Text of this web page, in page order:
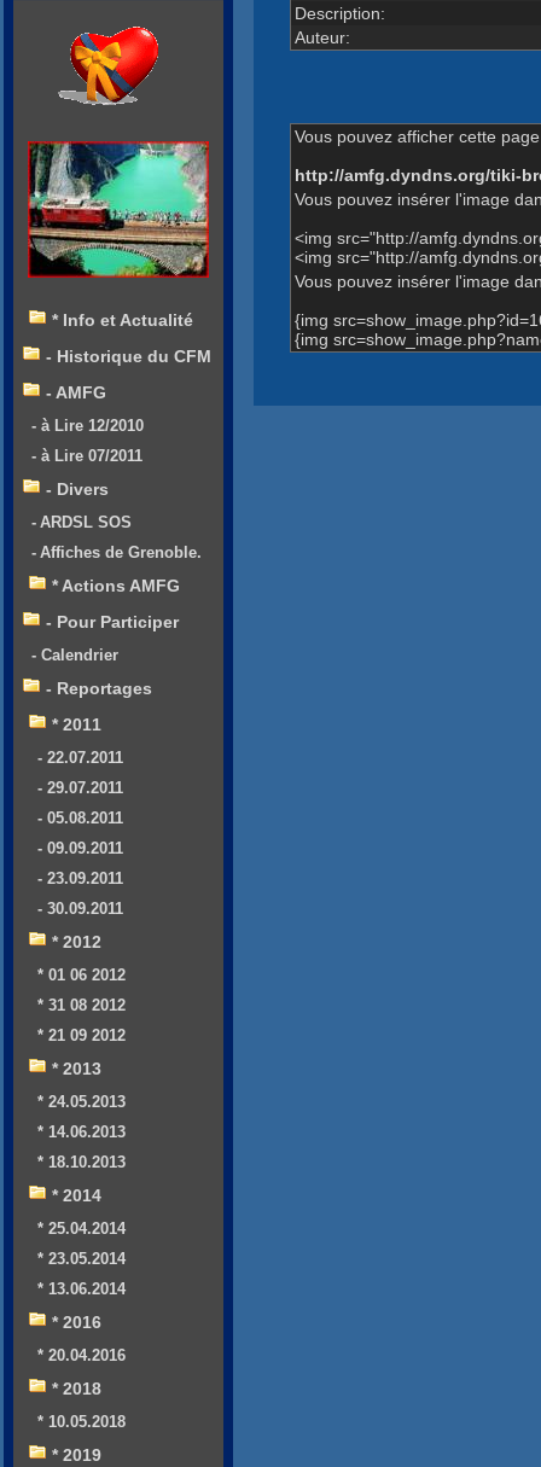
Description:
Auteur:
Vous pouvez afficher cette
http://amfg.dyndns.org/tiki-
Vous pouvez insérer l'image
<img src="http://
<img src="http://
Vous pouvez insérer l'image
{img
{img
* Info et Actualité
- Historique du CFM
- AMFG
- à Lire 12/2010
- à Lire 07/2011
- Divers
- ARDSL SOS
- Affiches de Grenoble.
* Actions AMFG
- Pour Participer
- Calendrier
- Reportages
* 2011
- 22.07.2011
- 29.07.2011
- 05.08.2011
- 09.09.2011
- 23.09.2011
- 30.09.2011
* 2012
* 01 06 2012
* 31 08 2012
* 21 09 2012
* 2013
* 24.05.2013
* 14.06.2013
* 18.10.2013
* 2014
* 25.04.2014
* 23.05.2014
* 13.06.2014
* 2016
* 20.04.2016
* 2018
* 10.05.2018
* 2019